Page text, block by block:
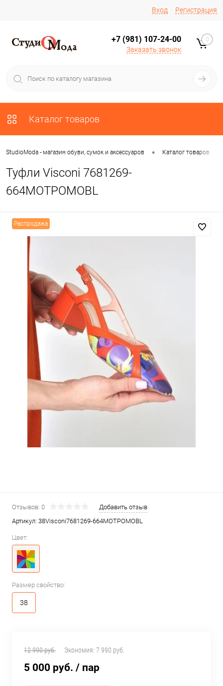
Вход Регистрация
+7 (981) 107-24-00
Заказать звонок
0
Каталог товаров
StudioModa - магазин обуви, сумок и аксессуаров • Каталог товаров
Туфли Visconi 7681269-
664MOTPOMOBL
Распродажа
Отзывов: 0
Добавить отзыв
Артикул: 38Visconi7681269-664MOTPOMOBL
Цвет:
Размер свойство:
38
12 990 руб. Экономия: 7 990 руб.
5 000 руб. / пар